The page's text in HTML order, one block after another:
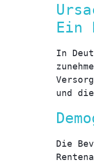
Ein
In
und
Die